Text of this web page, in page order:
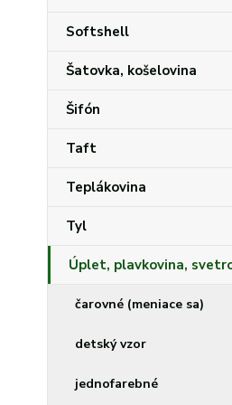
Softshell
Šatovka, košelovina
Šifón
Taft
Teplákovina
Tyl
Úplet, plavkovina,
čarovné (meniace sa)
detský vzor
jednofarebné